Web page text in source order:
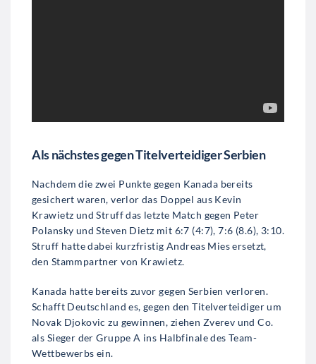
Als nächstes gegen Titelverteidiger Serbien
Nachdem die zwei Punkte gegen Kanada bereits
gesichert waren, verlor das Doppel aus Kevin
Krawietz und Struff das letzte Match gegen Peter
Polansky und Steven Dietz mit 6:7 (4:7), 7:6 (8.6), 3:10.
Struff hatte dabei kurzfristig Andreas Mies ersetzt,
den Stammpartner von Krawietz.
Kanada hatte bereits zuvor gegen Serbien verloren.
Schafft Deutschland es, gegen den Titelverteidiger um
Novak Djokovic zu gewinnen, ziehen Zverev und Co.
als Sieger der Gruppe A ins Halbfinale des Team-
Wettbewerbs ein.